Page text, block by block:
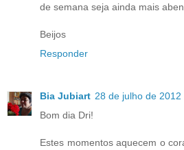
de semana seja ainda mais
Beijos
Responder
Bia Jubiart 28 de julho de 2012
Bom dia Dri!
Estes momentos aquecem o